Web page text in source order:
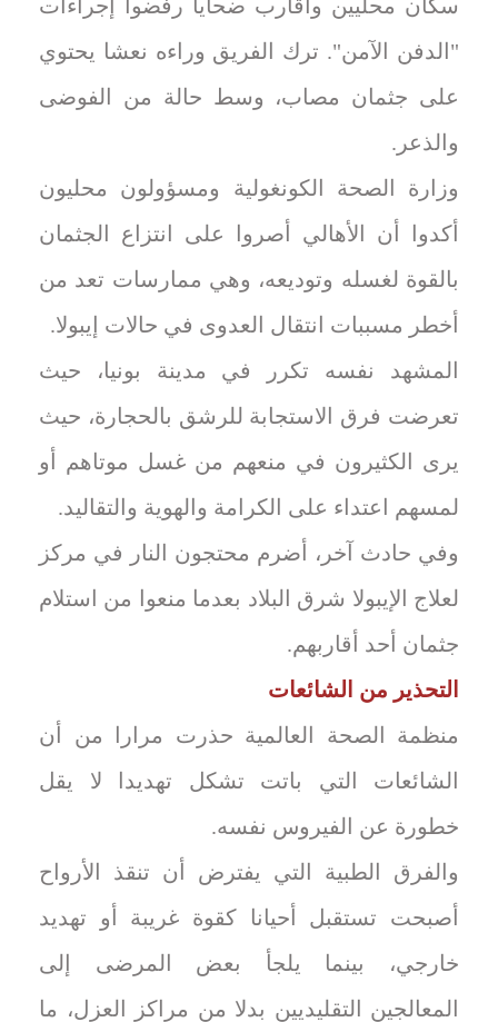
سكان محليين وأقارب ضحايا رفضوا إجراءات
"الدفن الآمن". ترك الفريق وراءه نعشا يحتوي
على جثمان مصاب، وسط حالة من الفوضى
والذعر.
وزارة الصحة الكونغولية ومسؤولون محليون
أكدوا أن الأهالي أصروا على انتزاع الجثمان
بالقوة لغسله وتوديعه، وهي ممارسات تعد من
أخطر مسببات انتقال العدوى في حالات إيبولا.
المشهد نفسه تكرر في مدينة بونيا، حيث
تعرضت فرق الاستجابة للرشق بالحجارة، حيث
يرى الكثيرون في منعهم من غسل موتاهم أو
لمسهم اعتداء على الكرامة والهوية والتقاليد.
وفي حادث آخر، أضرم محتجون النار في مركز
لعلاج الإيبولا شرق البلاد بعدما منعوا من استلام
جثمان أحد أقاربهم.
التحذير من الشائعات
منظمة الصحة العالمية حذرت مرارا من أن
الشائعات التي باتت تشكل تهديدا لا يقل
خطورة عن الفيروس نفسه.
والفرق الطبية التي يفترض أن تنقذ الأرواح
أصبحت تستقبل أحيانا كقوة غريبة أو تهديد
خارجي، بينما يلجأ بعض المرضى إلى
المعالجين التقليديين بدلا من مراكز العزل، ما